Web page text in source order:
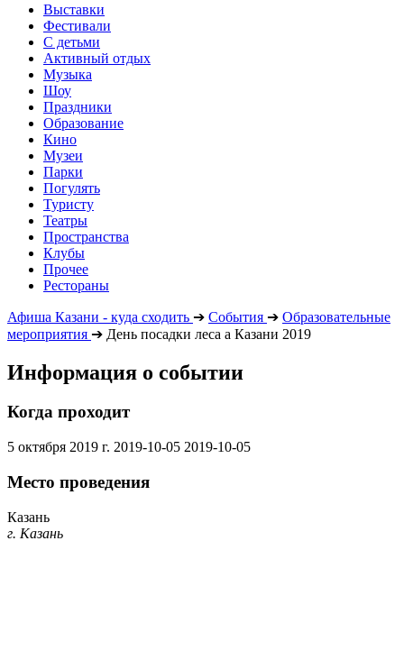
Выставки
Фестивали
С детьми
Активный отдых
Музыка
Шоу
Праздники
Образование
Кино
Музеи
Парки
Погулять
Туристу
Театры
Пространства
Клубы
Прочее
Рестораны
Афиша Казани - куда сходить ➔ События ➔ Образовательные
мероприятия ➔ День посадки леса а Казани 2019
Информация о событии
Когда проходит
5 октября 2019 г. 2019-10-05 2019-10-05
Место проведения
Казань
г. Казань